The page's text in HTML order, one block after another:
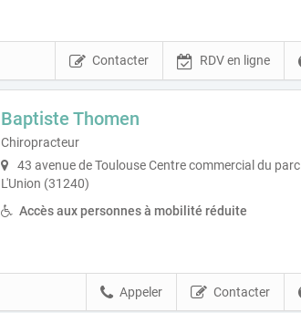
RDV en ligne
Contacter
Baptiste Thomen
Chiropracteur
43 avenue de Toulouse Centre commercial du parc
L'Union (31240)
Accès aux personnes à mobilité réduite
Contacter
Appeler